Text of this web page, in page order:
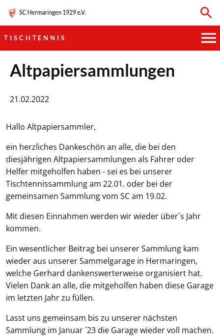
TISCHTENNIS
HAUPTVEREIN
TISCHTENNIS
BOGENSCHIESSEN
Altpapiersammlungen
21.02.2022
Hallo Altpapiersammler,
ein herzliches Dankeschön an alle, die bei den
diesjährigen Altpapiersammlungen als Fahrer oder
Helfer mitgeholfen haben - sei es bei unserer
Tischtennissammlung am 22.01. oder bei der
gemeinsamen Sammlung vom SC am 19.02.
Mit diesen Einnahmen werden wir wieder über´s Jahr
kommen.
Ein wesentlicher Beitrag bei unserer Sammlung kam
wieder aus unserer Sammelgarage in Hermaringen,
welche Gerhard dankenswerterweise organisiert hat.
Vielen Dank an alle, die mitgeholfen haben diese Garage
im letzten Jahr zu füllen.
Lasst uns gemeinsam bis zu unserer nächsten
Sammlung im Januar ´23 die Garage wieder voll machen.